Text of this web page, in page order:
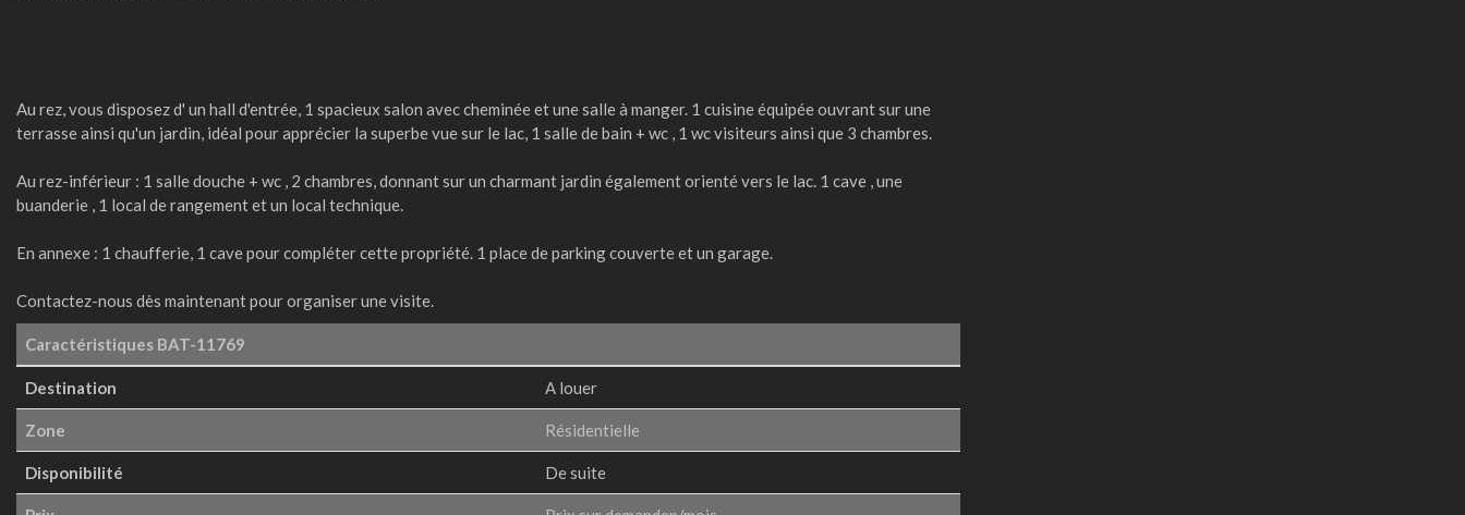
Au rez, vous disposez d' un hall d'entrée, 1 spacieux salon avec cheminée et une salle à manger. 1 cuisine équipée ouvrant sur une
terrasse ainsi qu'un jardin, idéal pour apprécier la superbe vue sur le lac, 1 salle de bain + wc , 1 wc visiteurs ainsi que 3 chambres.
Au rez-inférieur : 1 salle douche + wc , 2 chambres, donnant sur un charmant jardin également orienté vers le lac. 1 cave , une
buanderie , 1 local de rangement et un local technique.
En annexe : 1 chaufferie, 1 cave pour compléter cette propriété. 1 place de parking couverte et un garage.
Contactez-nous dès maintenant pour organiser une visite.
Caractéristiques BAT-11769
Destination A louer
Zone Résidentielle
Disponibilité De suite